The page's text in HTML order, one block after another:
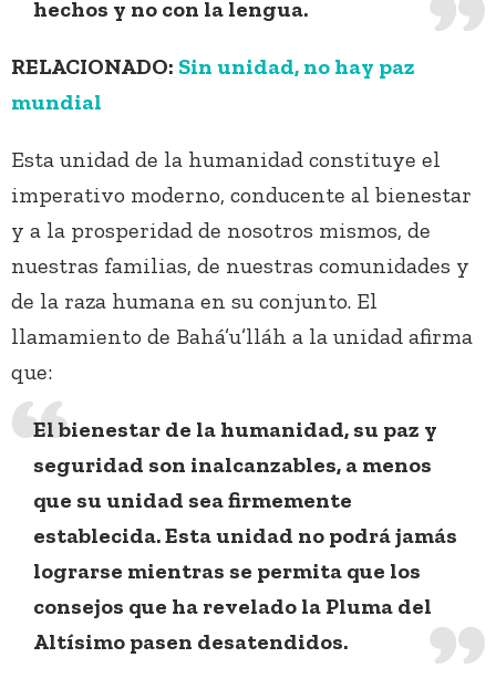
hechos y no con la lengua.
RELACIONADO: Sin unidad, no hay paz
mundial
Esta unidad de la humanidad constituye el
imperativo moderno, conducente al bienestar
y a la prosperidad de nosotros mismos, de
nuestras familias, de nuestras comunidades y
de la raza humana en su conjunto. El
llamamiento de Bahá’u’lláh a la unidad afirma
que:
El bienestar de la humanidad, su paz y
seguridad son inalcanzables, a menos
que su unidad sea firmemente
establecida. Esta unidad no podrá jamás
lograrse mientras se permita que los
consejos que ha revelado la Pluma del
Altísimo pasen desatendidos.